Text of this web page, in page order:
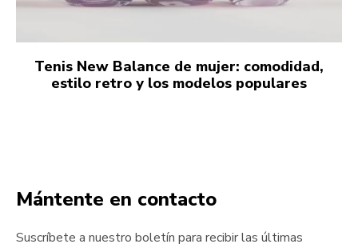
Tenis New Balance de mujer: comodidad,
estilo retro y los modelos populares
Mántente en contacto
Suscríbete a nuestro boletín para recibir las últimas